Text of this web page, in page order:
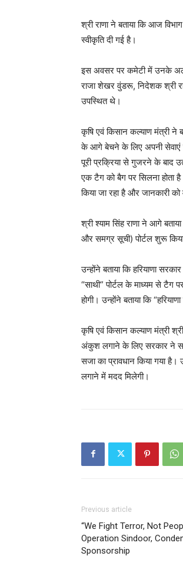
श्री राणा ने बताया कि आज
स्वीकृति दी गई है।
इस अवसर पर कमेटी में उनके
राजा शेखर वुंडरू, निदेशक श्री
उपस्थित थे।
कृषि एवं किसान कल्याण मंत्री ने
के आगे बेचने के लिए अपनी सेवाएं
पूरी प्रक्रिया से गुजरने के बाद
एक टैग को बैग पर सिलना होता
किया जा रहा है और जानकारी
श्री श्याम सिंह राणा ने आगे
और समग्र सूची) पोर्टल शुरू
उन्होंने बताया कि हरियाणा
“साथी” पोर्टल के माध्यम से टैग
होगी। उन्होंने बताया कि
कृषि एवं किसान कल्याण मंत्री
अंकुश लगाने के लिए सरकार ने
सजा का प्रावधान किया गया
लगाने में मदद मिलेगी।
Previous article
“We Fight Terror, Not
Operation Sindoor,
Sponsorship